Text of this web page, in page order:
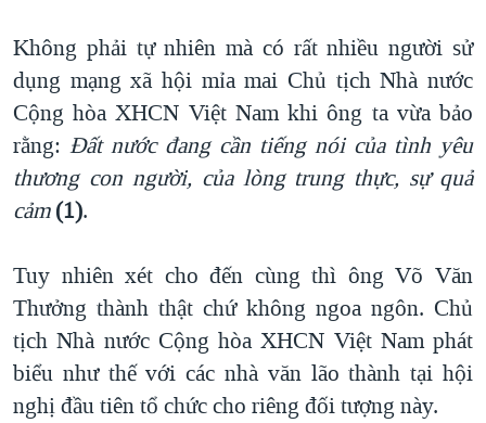
QUAN HỆ VIỆT MỸ
Không phải tự nhiên mà có rất nhiều người sử
dụng mạng xã hội mỉa mai Chủ tịch Nhà nước
Cộng hòa XHCN Việt Nam khi ông ta vừa bảo
rằng: Đất nước đang cần tiếng nói của tình yêu
thương con người, của lòng trung thực, sự quả
cảm (1).
Tuy nhiên xét cho đến cùng thì ông Võ Văn
Thưởng thành thật chứ không ngoa ngôn. Chủ
tịch Nhà nước Cộng hòa XHCN Việt Nam phát
biểu như thế với các nhà văn lão thành tại hội
nghị đầu tiên tổ chức cho riêng đối tượng này.